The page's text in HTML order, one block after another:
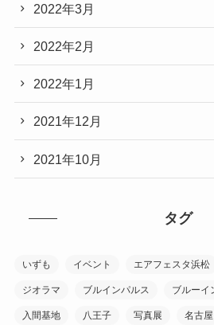
2022年3月
2022年2月
2022年1月
2021年12月
2021年10月
タグ
いずも イベント エアフェスタ浜松
ジオラマ ブルインパルス ブルーイ
入間基地 八王子 写真展 名古屋